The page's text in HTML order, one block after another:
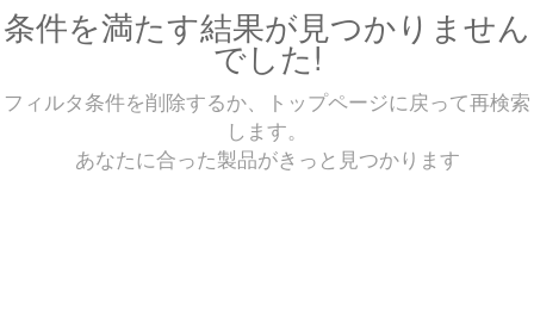
条件を満たす結果が見つかりません
でした!
フィルタ条件を削除するか、トップページに戻って再検索
します。
あなたに合った製品がきっと見つかります